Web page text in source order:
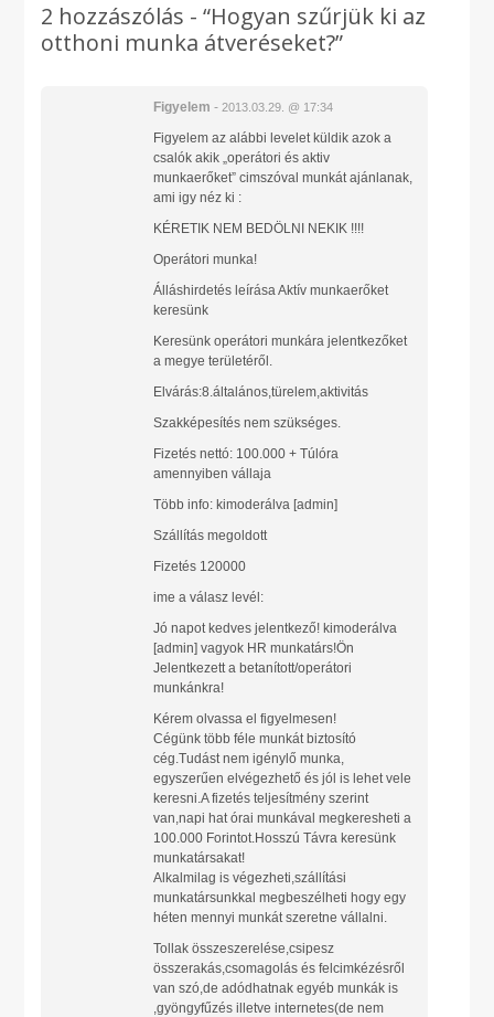
2 hozzászólás -“Hogyan szűrjük ki az
otthoni munka átveréseket?”
Figyelem -2013.03.29. @ 17:34
Figyelem az alábbi levelet küldik azok a
csalók akik „operátori és aktiv
munkaerőket” cimszóval munkát ajánlanak,
ami igy néz ki :
KÉRETIK NEM BEDÖLNI NEKIK !!!!
Operátori munka!
Álláshirdetés leírása Aktív munkaerőket
keresünk
Keresünk operátori munkára jelentkezőket
a megye területéről.
Elvárás:8.általános,türelem,aktivitás
Szakképesítés nem szükséges.
Fizetés nettó: 100.000 + Túlóra
amennyiben vállaja
Több info: kimoderálva [admin]
Szállítás megoldott
Fizetés 120000
ime a válasz levél:
Jó napot kedves jelentkező! kimoderálva
[admin] vagyok HR munkatárs!Ön
Jelentkezett a betanított/operátori
munkánkra!
Kérem olvassa el figyelmesen!
Cégünk több féle munkát biztosító
cég.Tudást nem igénylő munka,
egyszerűen elvégezhető és jól is lehet vele
keresni.A fizetés teljesítmény szerint
van,napi hat órai munkával megkeresheti a
100.000 Forintot.Hosszú Távra keresünk
munkatársakat!
Alkalmilag is végezheti,szállítási
munkatársunkkal megbeszélheti hogy egy
héten mennyi munkát szeretne vállalni.
Tollak összeszerelése,csipesz
összerakás,csomagolás és felcimkézésről
van szó,de adódhatnak egyéb munkák is
,gyöngyfűzés illetve internetes(de nem